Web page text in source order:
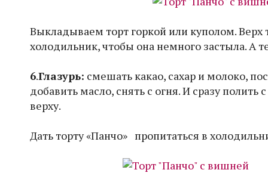
Выкладываем торт горкой или куполом. Верх
холодильник, чтобы она немного застыла. А
6.Глазурь: смешать какао, сахар и молоко,
добавить масло, снять с огня. И сразу
верху.
Дать торту «Панчо» пропитаться в